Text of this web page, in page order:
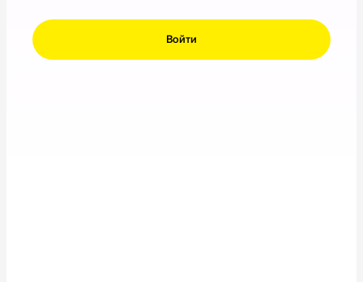
Войти